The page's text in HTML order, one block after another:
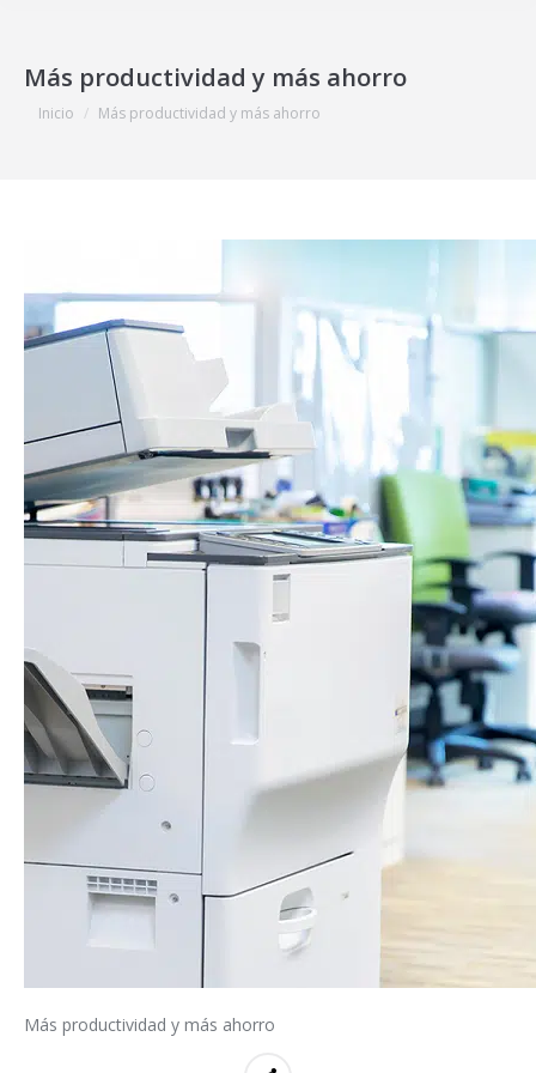
Más productividad y más ahorro
Estás aquí:
Inicio Más productividad y más ahorro
Más productividad y más ahorro